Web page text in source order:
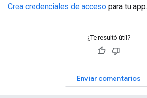
Crea credenciales de acceso para tu app.
¿Te resultó útil?
Enviar comentarios